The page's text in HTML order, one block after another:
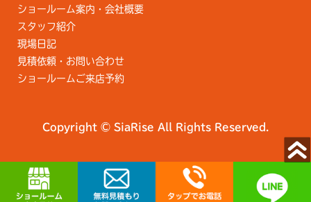
ショールーム案内・会社概要
スタッフ紹介
現場日記
見積依頼・お問い合わせ
ショールームご来店予約
Copyright © SiaRise All Rights Reserved.